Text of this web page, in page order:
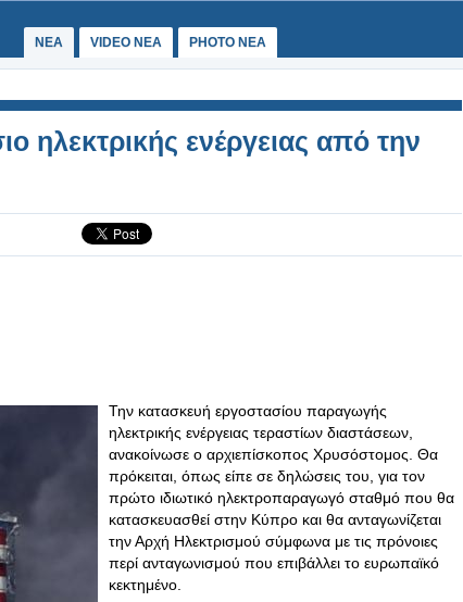
ΝΕΑ VIDEO NEA PHOTO NEA
ηλεκτρικής ενέργειας από την
Την κατασκευή εργοστασίου παραγωγής
ηλεκτρικής ενέργειας τεραστίων διαστάσεων,
ανακοίνωσε ο αρχιεπίσκοπος Χρυσόστομος. Θα
πρόκειται, όπως είπε σε δηλώσεις του, για τον
πρώτο ιδιωτικό ηλεκτροπαραγωγό σταθμό που θα
κατασκευασθεί στην Κύπρο και θα ανταγωνίζεται
την Αρχή Ηλεκτρισμού σύμφωνα με τις πρόνοιες
περί ανταγωνισμού που επιβάλλει το ευρωπαϊκό
κεκτημένο.